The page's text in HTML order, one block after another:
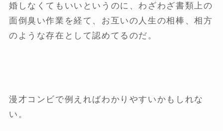
婚しなくてもいいというのに、わざわざ書類上の
面倒臭い作業を経て、お互いの人生の相棒、相方
のような存在として認めてるのだ。
漫才コンビで例えればわかりやすいかもしれな
い。